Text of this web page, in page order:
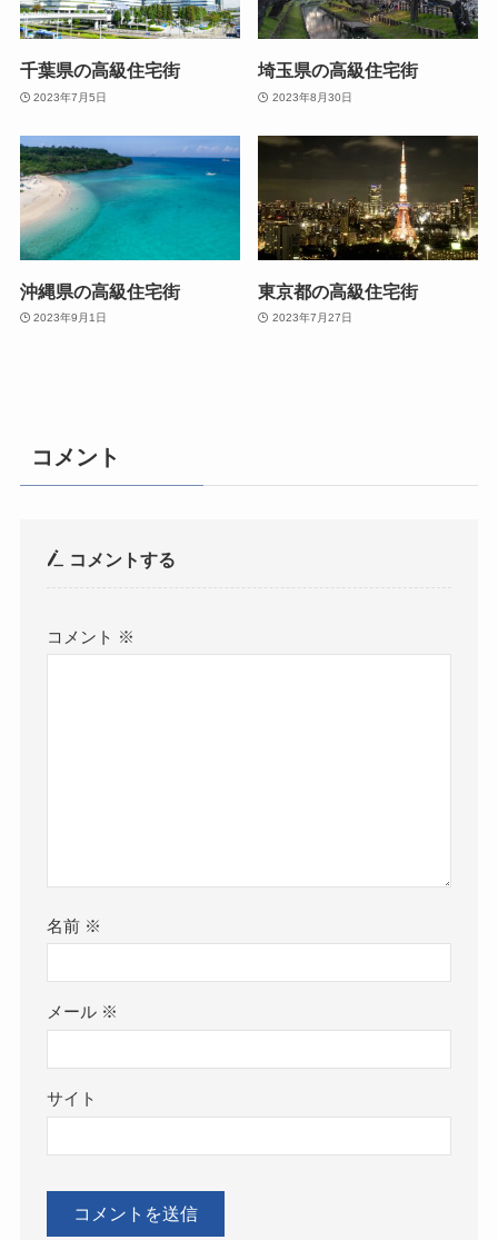
千葉県の高級住宅街
2023年7月5日
埼玉県の高級住宅街
2023年8月30日
沖縄県の高級住宅街
2023年9月1日
東京都の高級住宅街
2023年7月27日
コメント
コメントする
コメント ※
名前 ※
メール ※
サイト